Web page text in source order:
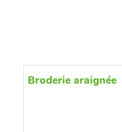
Broderie araignée